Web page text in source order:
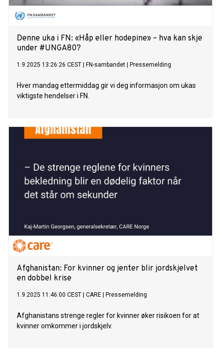
Denne uka i FN: «Håp eller hodepine» – hva kan skje
under #UNGA80?
1.9.2025 13:26:26 CEST FN-sambandet Pressemelding
Hver mandag ettermiddag gir vi deg informasjon om ukas
viktigste hendelser i FN.
Afghanistan: For kvinner og jenter blir jordskjelvet
en dobbel krise
1.9.2025 11:46:00 CEST CARE Pressemelding
Afghanistans strenge regler for kvinner øker risikoen for at
kvinner omkommer i jordskjelv.